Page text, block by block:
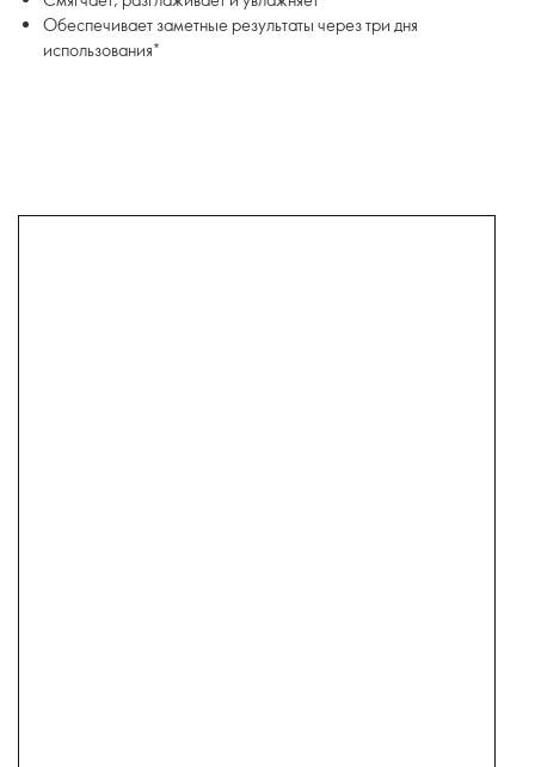
Обеспечивает заметные результаты через три дня
использования*